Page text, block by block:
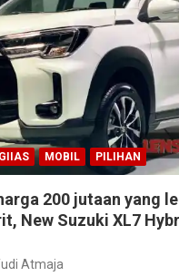
GIIAS MOBIL PILIHAN
200 jutaan yang
New Suzuki XL7
Atmaja